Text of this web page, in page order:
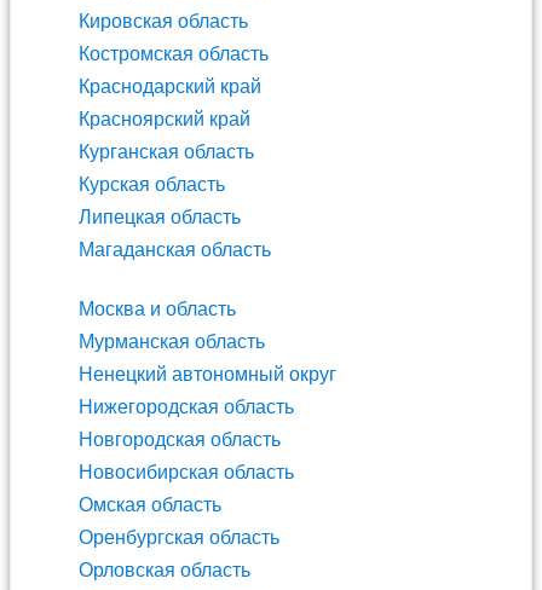
Кировская область
Костромская область
Краснодарский край
Красноярский край
Курганская область
Курская область
Липецкая область
Магаданская область
Москва и область
Мурманская область
Ненецкий автономный округ
Нижегородская область
Новгородская область
Новосибирская область
Омская область
Оренбургская область
Орловская область